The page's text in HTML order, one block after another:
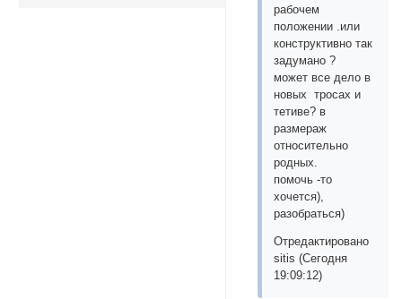
рабочем
положении .или
конструктивно так
задумано ?
может все дело в
новых тросах и
тетиве? в
размераж
относительно
родных.
помочь -то
хочется),
разобраться)
Отредактировано
sitis (Сегодня
19:09:12)